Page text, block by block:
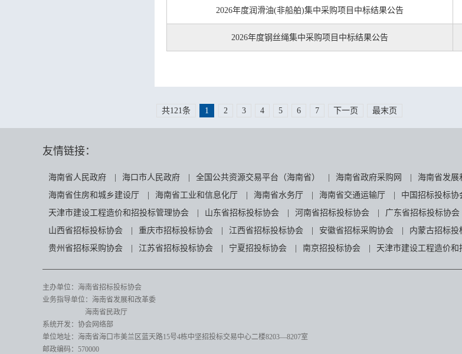
2026年度润滑油(非船舶)集中采购项目中标结果公告
2026年度钢丝绳集中采购项目中标结果公告
共121条 1 2 3 4 5 6 7 下一页 最末页
友情链接：
海南省人民政府 海口市人民政府 全国公共资源交易平台（海南省） 海南省政府采购网 海南省发展
海南省住房和城乡建设厅
海南省工业和信息化厅 海南省水务厅 海南省交通运输厅 中国招标投标协
天津市建设工程造价和招投标管理协会
山东省招标投标协会 河南省招标投标协会 广东省招标投标协会
山西省招标投标协会
重庆市招标投标协会 江西省招标投标协会 安徽省招标采购协会 内蒙古招标投
贵州省招标采购协会
江苏省招标投标协会 宁夏招投标协会 南京招投标协会 天津市建设工程造价和
主办单位：海南省招标投标协会
业务指导单位：海南省发展和改革委
海南省民政厅
系统开发：协会网络部
单位地址：海南省海口市美兰区蓝天路15号4栋中坚招投标交易中心二楼8203—8207室
邮政编码：570000